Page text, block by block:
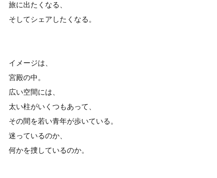
旅に出たくなる、
そしてシェアしたくなる。
イメージは、
宮殿の中。
広い空間には、
太い柱がいくつもあって、
その間を若い青年が歩いている。
迷っているのか、
何かを捜しているのか。